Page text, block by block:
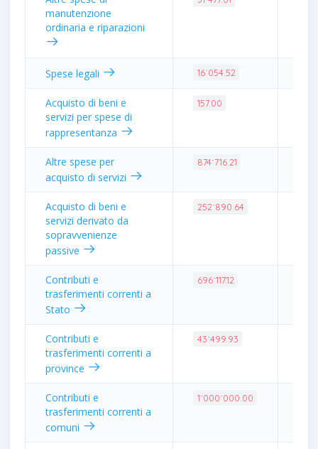
manutenzione
ordinaria e riparazioni
Spese legali 16˙054.52
Acquisto di beni e
servizi per spese di
rappresentanza
157.00
Altre spese per
acquisto di servizi
874˙716.21
Acquisto di beni e
servizi derivato da
sopravvenienze
passive
252˙890.64
Contributi e
trasferimenti correnti a
Stato
696˙117.12
Contributi e
trasferimenti correnti a
province
43˙499.93
Contributi e
trasferimenti correnti a
comuni
1˙000˙000.00